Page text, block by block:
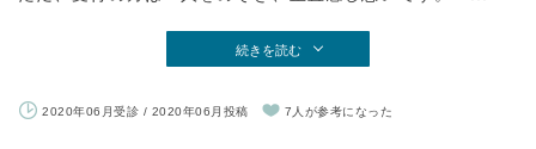
続きを読む
2020年06月受診 / 2020年06月投稿 7人が参考になった